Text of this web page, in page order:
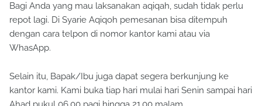
Bagi Anda yang mau laksanakan aqiqah, sudah tidak perlu
repot lagi. Di Syarie Aqiqoh pemesanan bisa ditempuh
dengan cara telpon di nomor kantor kami atau via
WhasApp.
Selain itu, Bapak/Ibu juga dapat segera berkunjung ke
kantor kami. Kami buka tiap hari mulai hari Senin sampai hari